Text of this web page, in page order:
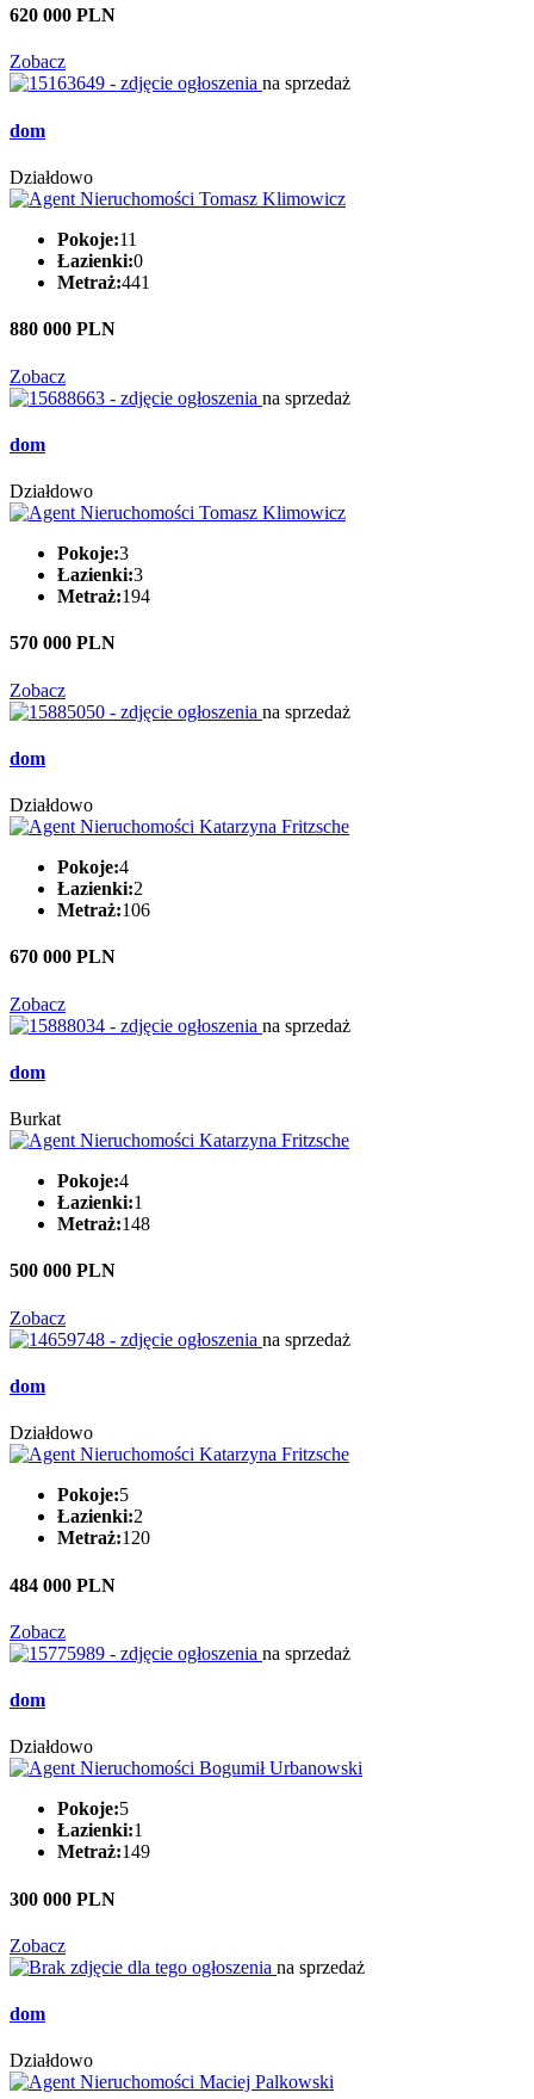
620 000 PLN
Zobacz
na sprzedaż
dom
Działdowo
Pokoje:11
Łazienki:0
Metraż:441
880 000 PLN
Zobacz
na sprzedaż
dom
Działdowo
Pokoje:3
Łazienki:3
Metraż:194
570 000 PLN
Zobacz
na sprzedaż
dom
Działdowo
Pokoje:4
Łazienki:2
Metraż:106
670 000 PLN
Zobacz
na sprzedaż
dom
Burkat
Pokoje:4
Łazienki:1
Metraż:148
500 000 PLN
Zobacz
na sprzedaż
dom
Działdowo
Pokoje:5
Łazienki:2
Metraż:120
484 000 PLN
Zobacz
na sprzedaż
dom
Działdowo
Pokoje:5
Łazienki:1
Metraż:149
300 000 PLN
Zobacz
na sprzedaż
dom
Działdowo